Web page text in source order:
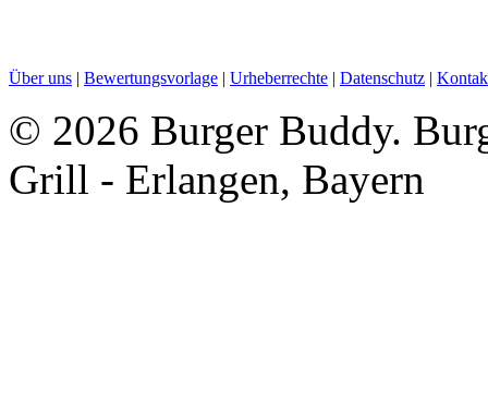
Über uns | Bewertungsvorlage | Urheberrechte | Datenschutz |
© 2026 Burger Buddy.
Grill - Erlangen, Bayern